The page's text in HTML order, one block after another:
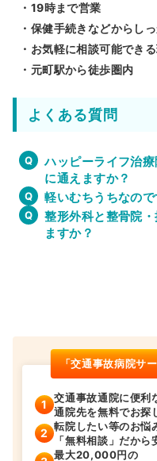
・19時まで営業
・保健手続きなどからし
・お気軽に相談可能でき
・元町駅から徒歩圏内
よくある質問
ハッピーライフ治
に通えますか？
軽いむちうちなの
整形外科と整骨院
ますか？
「交通事故病院サ
交通事故通院に便利
通院先を無料でお探
転院したい等のお悩
「無料相談」だから
最大20,000円の